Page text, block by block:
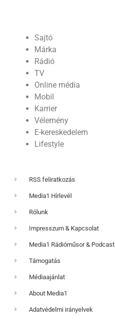
Sajtó
Márka
Rádió
TV
Online média
Mobil
Karrier
Vélemény
E-kereskedelem
Lifestyle
RSS feliratkozás
Media1 Hírlevél
Rólunk
Impresszum & Kapcsolat
Media1 Rádióműsor & Podcast
Támogatás
Médiaajánlat
About Media1
Adatvédelmi irányelvek